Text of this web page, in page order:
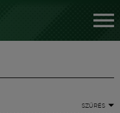
SZŰRÉS